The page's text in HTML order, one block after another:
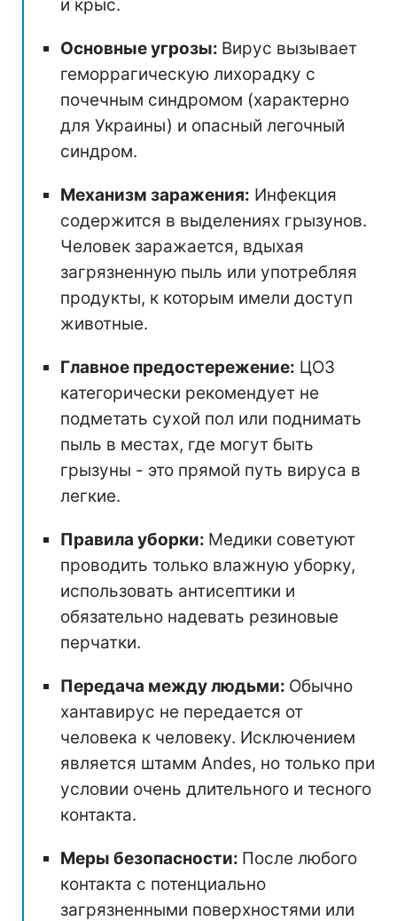
и крыс.
Основные угрозы: Вирус вызывает
геморрагическую лихорадку с
почечным синдромом (характерно
для Украины) и опасный легочный
синдром.
Механизм заражения: Инфекция
содержится в выделениях грызунов.
Человек заражается, вдыхая
загрязненную пыль или употребляя
продукты, к которым имели доступ
животные.
Главное предостережение: ЦОЗ
категорически рекомендует не
подметать сухой пол или поднимать
пыль в местах, где могут быть
грызуны - это прямой путь вируса в
легкие.
Правила уборки: Медики советуют
проводить только влажную уборку,
использовать антисептики и
обязательно надевать резиновые
перчатки.
Передача между людьми: Обычно
хантавирус не передается от
человека к человеку. Исключением
является штамм Andes, но только при
условии очень длительного и тесного
контакта.
Меры безопасности: После любого
контакта с потенциально
загрязненными поверхностями или